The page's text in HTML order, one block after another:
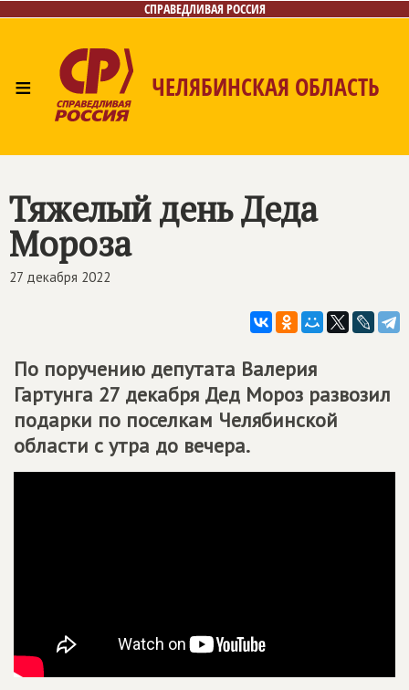
СПРАВЕДЛИВАЯ РОССИЯ
≡ ЧЕЛЯБИНСКАЯ ОБЛАСТЬ
Тяжелый день Деда
Мороза
27 декабря 2022
По поручению депутата Валерия
Гартунга 27 декабря Дед Мороз развозил
подарки по поселкам Челябинской
области с утра до вечера.